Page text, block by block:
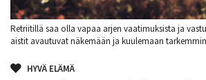
Retriitillä saa olla vapaa arjen vaatimuksista ja
aistit avautuvat näkemään ja kuulemaan
HYVÄ ELÄMÄ